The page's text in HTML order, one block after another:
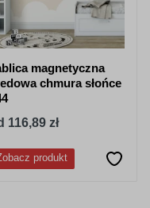
magnetyczna
chmura słońce
116,89 zł
produkt